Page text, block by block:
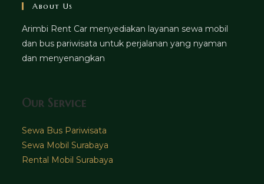
About Us
Arimbi Rent Car menyediakan layanan sewa mobil
dan bus pariwisata untuk perjalanan yang nyaman
dan menyenangkan
Our Service
Sewa Bus Pariwisata
Sewa Mobil Surabaya
Rental Mobil Surabaya